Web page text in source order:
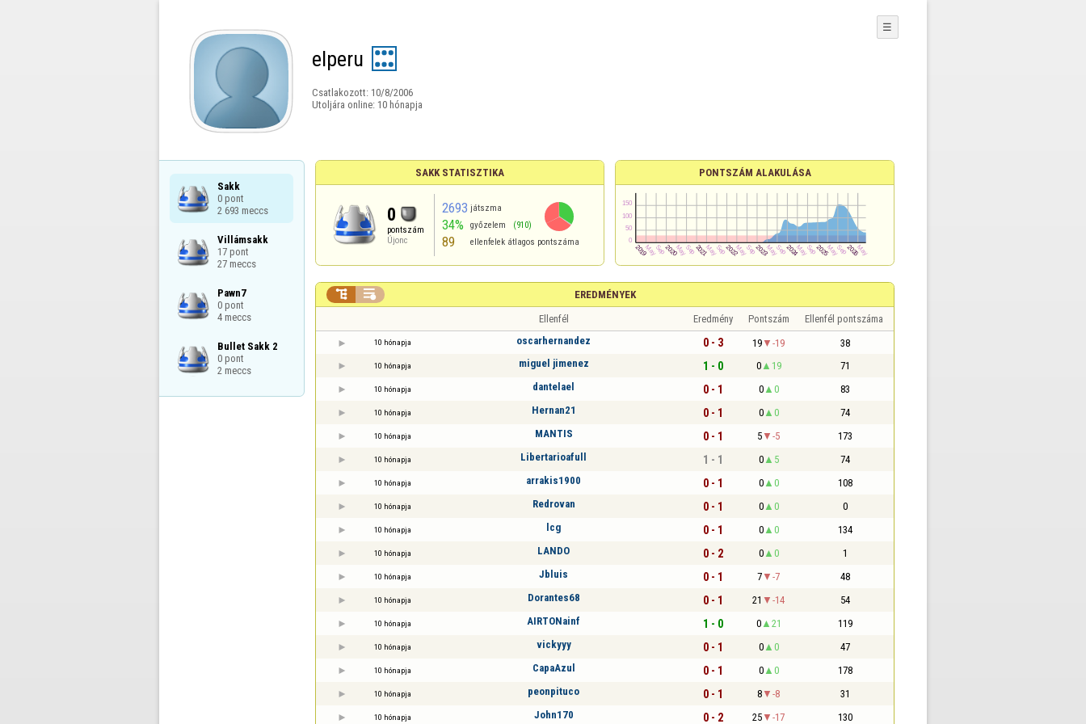
elperu
Csatlakozott: 10/8/2006
Utoljára online: 10 hónapja
☰
Sakk
0 pont
2 693 meccs
Villámsakk
17 pont
27 meccs
Pawn7
0 pont
4 meccs
Bullet Sakk 2
0 pont
2 meccs
SAKK STATISZTIKA
0
pontszám
Újonc
2693 játszma
34% győzelem (910)
89 ellenfelek átlagos pontszáma
PONTSZÁM ALAKULÁSA
EREDMÉNYEK
 
Ellenfél Eredmény Pontszám Ellenfél pontszáma
10 hónapja oscarhernandez 0 - 3 19 -19 38
10 hónapja miguel jimenez 1 - 0 0 19 71
10 hónapja dantelael 0 - 1 0 0 83
10 hónapja Hernan21 0 - 1 0 0 74
10 hónapja MANTIS 0 - 1 5 -5 173
10 hónapja Libertarioafull 1 - 1 0 5 74
10 hónapja arrakis1900 0 - 1 0 0 108
10 hónapja Redrovan 0 - 1 0 0 0
10 hónapja lcg 0 - 1 0 0 134
10 hónapja LANDO 0 - 2 0 0 1
10 hónapja Jbluis 0 - 1 7 -7 48
10 hónapja Dorantes68 0 - 1 21 -14 54
10 hónapja AIRTONainf 1 - 0 0 21 119
10 hónapja vickyyy 0 - 1 0 0 47
10 hónapja CapaAzul 0 - 1 0 0 178
10 hónapja peonpituco 0 - 1 8 -8 31
10 hónapja John170 0 - 2 25 -17 130